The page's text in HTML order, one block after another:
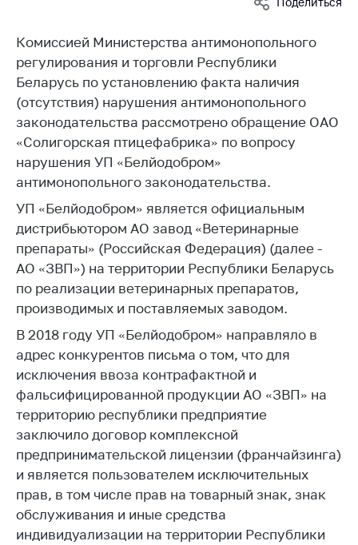
универсальная
товарная биржа
Общественная
жизнь
Идеологическая
работа
Официальные
геральдические
символы
5 лет МАРТ
Деятельность
Ценовая политика
Антимонопольное
регулирование и
конкуренция
Торговля и услуги
Регулирование и
контроль закупок
Защита прав
потребителей
Регулирование
рекламной
деятельности
Комиссией Министерства антимонопольного
регулирования и торговли Республики
Беларусь по установлению факта наличия
(отсутствия) нарушения антимонопольного
законодательства рассмотрено обращение ОАО
«Солигорская птицефабрика» по вопросу
нарушения УП «Белйодобром»
антимонопольного законодательства.
УП «Белйодобром» является официальным
дистрибьютором АО завод «Ветеринарные
препараты» (Российская Федерация) (далее -
АО «ЗВП») на территории Республики Беларусь
по реализации ветеринарных препаратов,
производимых и поставляемых заводом.
В 2018 году УП «Белйодобром» направляло в
адрес конкурентов письма о том, что для
исключения ввоза контрафактной и
фальсифицированной продукции АО «ЗВП» на
территорию республики предприятие
заключило договор комплексной
предпринимательской лицензии (франчайзинга)
и является пользователем исключительных
прав, в том числе прав на товарный знак, знак
обслуживания и иные средства
индивидуализации на территории Республики